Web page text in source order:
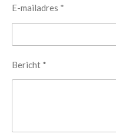
E-mailadres *
Bericht *